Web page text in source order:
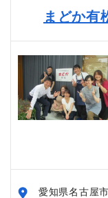
まどか有
愛知県名古屋